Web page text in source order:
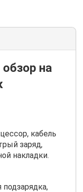
обзор на
кабель
заряд,
накладки.